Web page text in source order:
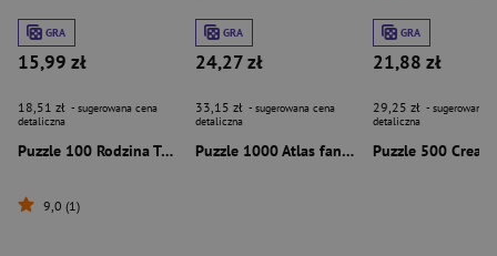
GRA
15,99 zł
18,51 zł - sugerowana cena
detaliczna
Puzzle 100 Rodzina Treflików Robobot w kosmosie 16544
9,0 (1)
GRA
24,27 zł
33,15 zł - sugerowana cena
detaliczna
Puzzle 1000 Atlas fantastycznych ptaków 10980
GRA
21,88 zł
29,25 zł - sugerowana
detaliczna